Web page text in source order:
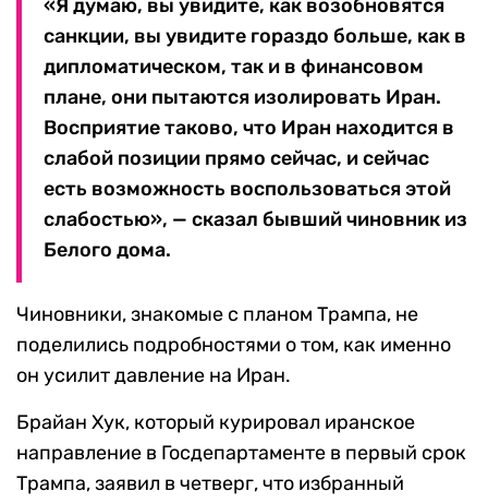
«Я думаю, вы увидите, как возобновятся
санкции, вы увидите гораздо больше, как в
дипломатическом, так и в финансовом
плане, они пытаются изолировать Иран.
Восприятие таково, что Иран находится в
слабой позиции прямо сейчас, и сейчас
есть возможность воспользоваться этой
слабостью», — сказал бывший чиновник из
Белого дома.
Чиновники, знакомые с планом Трампа, не
поделились подробностями о том, как именно
он усилит давление на Иран.
Брайан Хук, который курировал иранское
направление в Госдепартаменте в первый срок
Трампа, заявил в четверг, что избранный